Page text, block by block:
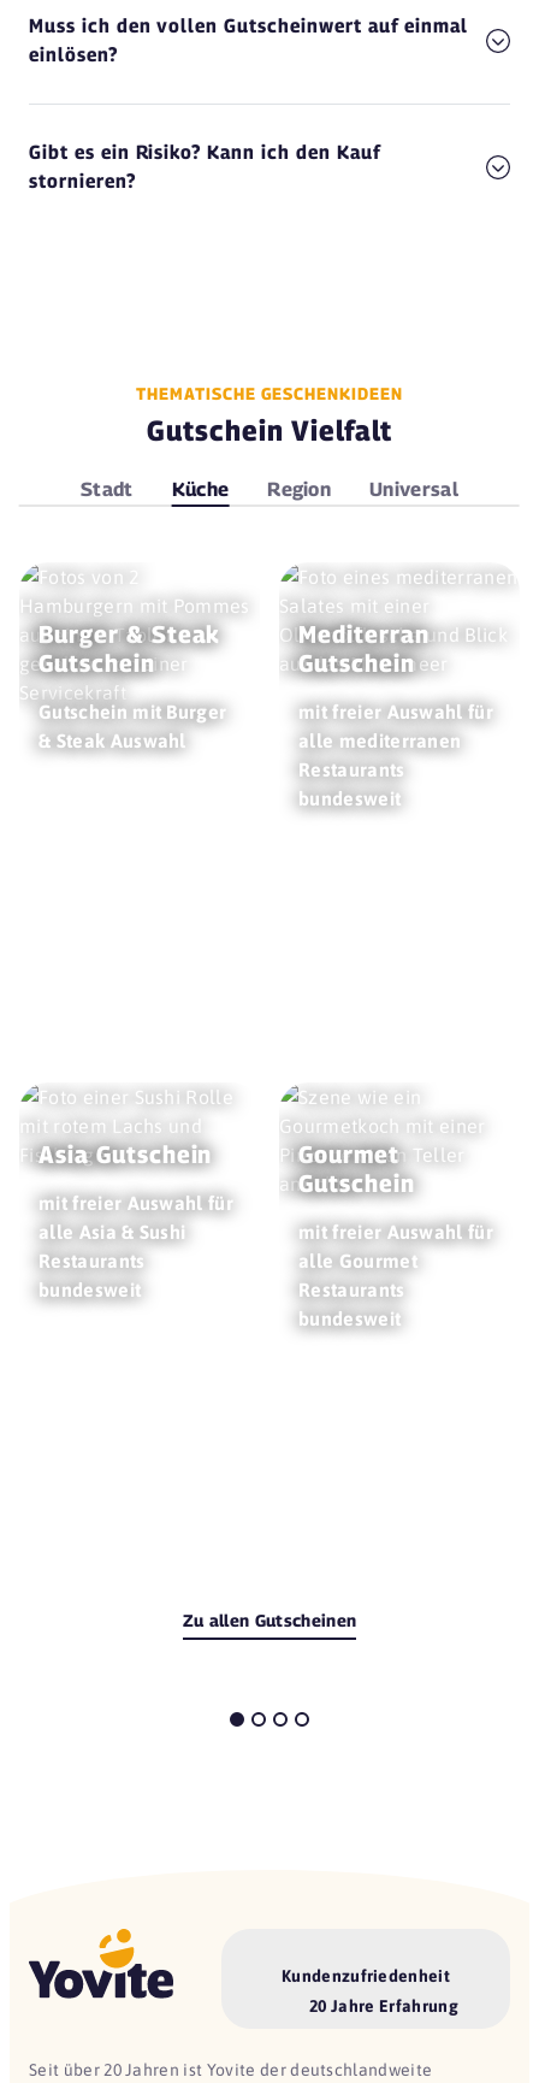
Muss ich den vollen Gutscheinwert auf einmal
einlösen?
Gibt es ein Risiko? Kann ich den Kauf
stornieren?
THEMATISCHE GESCHENKIDEEN
Gutschein Vielfalt
Stadt Küche Region Universal
Burger & Steak
Gutschein
Gutschein mit Burger
& Steak Auswahl
Mediterran
Gutschein
mit freier Auswahl für
alle mediterranen
Restaurants
bundesweit
Asia Gutschein
mit freier Auswahl für
alle Asia & Sushi
Restaurants
bundesweit
Gourmet
Gutschein
mit freier Auswahl für
alle Gourmet
Restaurants
bundesweit
Zu allen Gutscheinen
Kundenzufriedenheit
20 Jahre Erfahrung
Seit über 20 Jahren ist Yovite der deutschlandweite